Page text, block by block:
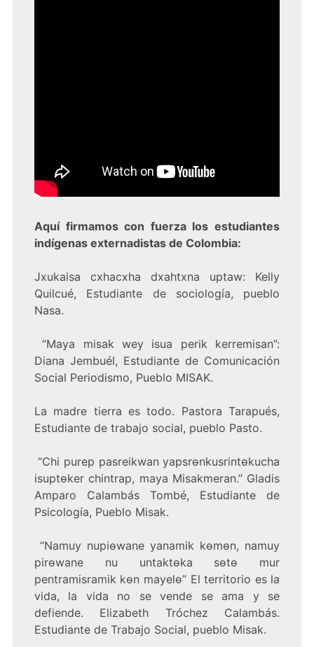
Aquí firmamos con fuerza los estudiantes
indígenas externadistas de Colombia:
Jxukaisa cxhacxha dxahtxna uptaw: Kelly
Quilcué, Estudiante de sociología, pueblo
Nasa.
“Maya misak wey isua perik kerremisan”:
Diana Jembuél, Estudiante de Comunicación
Social Periodismo, Pueblo MISAK.
La madre tierra es todo. Pastora Tarapués,
Estudiante de trabajo social, pueblo Pasto.
“Chi purep pasreikwan yapsrөnkusrintөkucha
isuptөker chintrap, maya Misakmeran.” Gladis
Amparo Calambás Tombé, Estudiante de
Psicología, Pueblo Misak.
“Namuy nupiɵwane yanamik kɵmɵn, namuy
pirɵwane nu untaktɵka sɵtɵ mur
pentramisramik kɵn mayelɵ” El territorio es la
vida, la vida no se vende se ama y se
defiende. Elizabeth Tróchez Calambás.
Estudiante de Trabajo Social, pueblo Misak.